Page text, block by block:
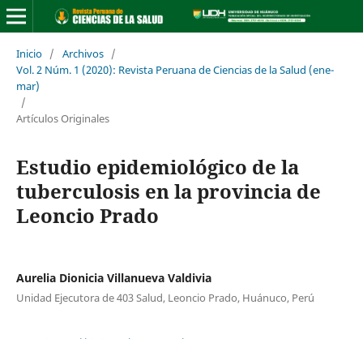
Inicio / Archivos /
Vol. 2 Núm. 1 (2020): Revista Peruana de Ciencias de la Salud (ene-
mar)
/
Artículos Originales
Estudio epidemiológico de la
tuberculosis en la provincia de
Leoncio Prado
Aurelia Dionicia Villanueva Valdivia
Unidad Ejecutora de 403 Salud, Leoncio Prado, Huánuco, Perú